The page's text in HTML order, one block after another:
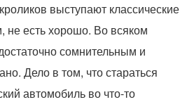
выступают классические
не есть хорошо. Во всяком
сомнительным и
Дело в том, что стараться
автомобиль во что-то